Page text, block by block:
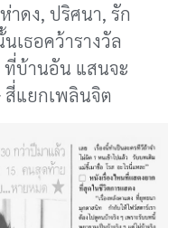
าดง, ปริศนา, รัก
เธอคว้ารางวัล
ที่บ้านอัน แสนจะ
แยกเพลินจิต